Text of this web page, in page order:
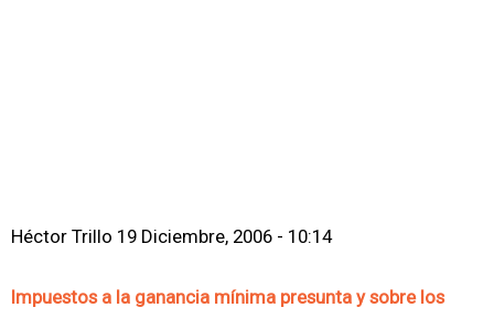
Héctor Trillo 19 Diciembre, 2006 - 10:14
Impuestos a la ganancia mínima presunta y sobre los